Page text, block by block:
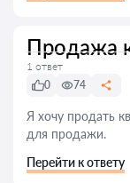
Продажа
1 ответ
0
74
Я хочу продать
для продажи.
Перейти к ответу